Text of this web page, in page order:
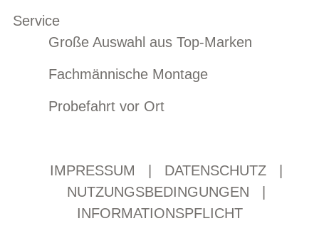
Service
Große Auswahl aus Top-Marken
Fachmännische Montage
Probefahrt vor Ort
IMPRESSUM DATENSCHUTZ
NUTZUNGSBEDINGUNGEN
INFORMATIONSPFLICHT